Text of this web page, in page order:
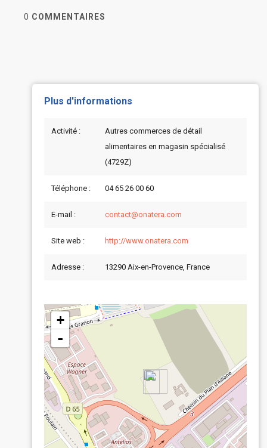
0 COMMENTAIRES
Plus d'informations
Activité :
Autres commerces de détail
alimentaires en magasin spécialisé
(4729Z)
Téléphone : 04 65 26 00 60
E-mail : contact@onatera.com
Site web : http://www.onatera.com
Adresse : 13290 Aix-en-Provence, France
+
-